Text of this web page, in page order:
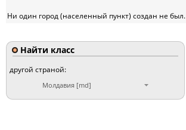
Ни один город (населенный пункт) создан не был.
Найти класс
другой страной:
Молдавия [md]